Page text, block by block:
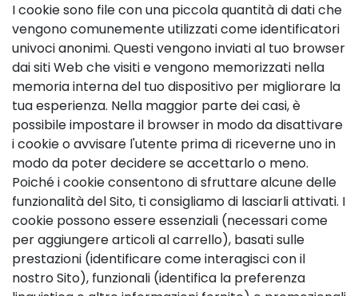
I cookie sono file con una piccola quantità di dati che
vengono comunemente utilizzati come identificatori
univoci anonimi. Questi vengono inviati al tuo browser
dai siti Web che visiti e vengono memorizzati nella
memoria interna del tuo dispositivo per migliorare la
tua esperienza. Nella maggior parte dei casi, è
possibile impostare il browser in modo da disattivare
i cookie o avvisare l'utente prima di riceverne uno in
modo da poter decidere se accettarlo o meno.
Poiché i cookie consentono di sfruttare alcune delle
funzionalità del Sito, ti consigliamo di lasciarli attivati. I
cookie possono essere essenziali (necessari come
per aggiungere articoli al carrello), basati sulle
prestazioni (identificare come interagisci con il
nostro Sito), funzionali (identifica la preferenza